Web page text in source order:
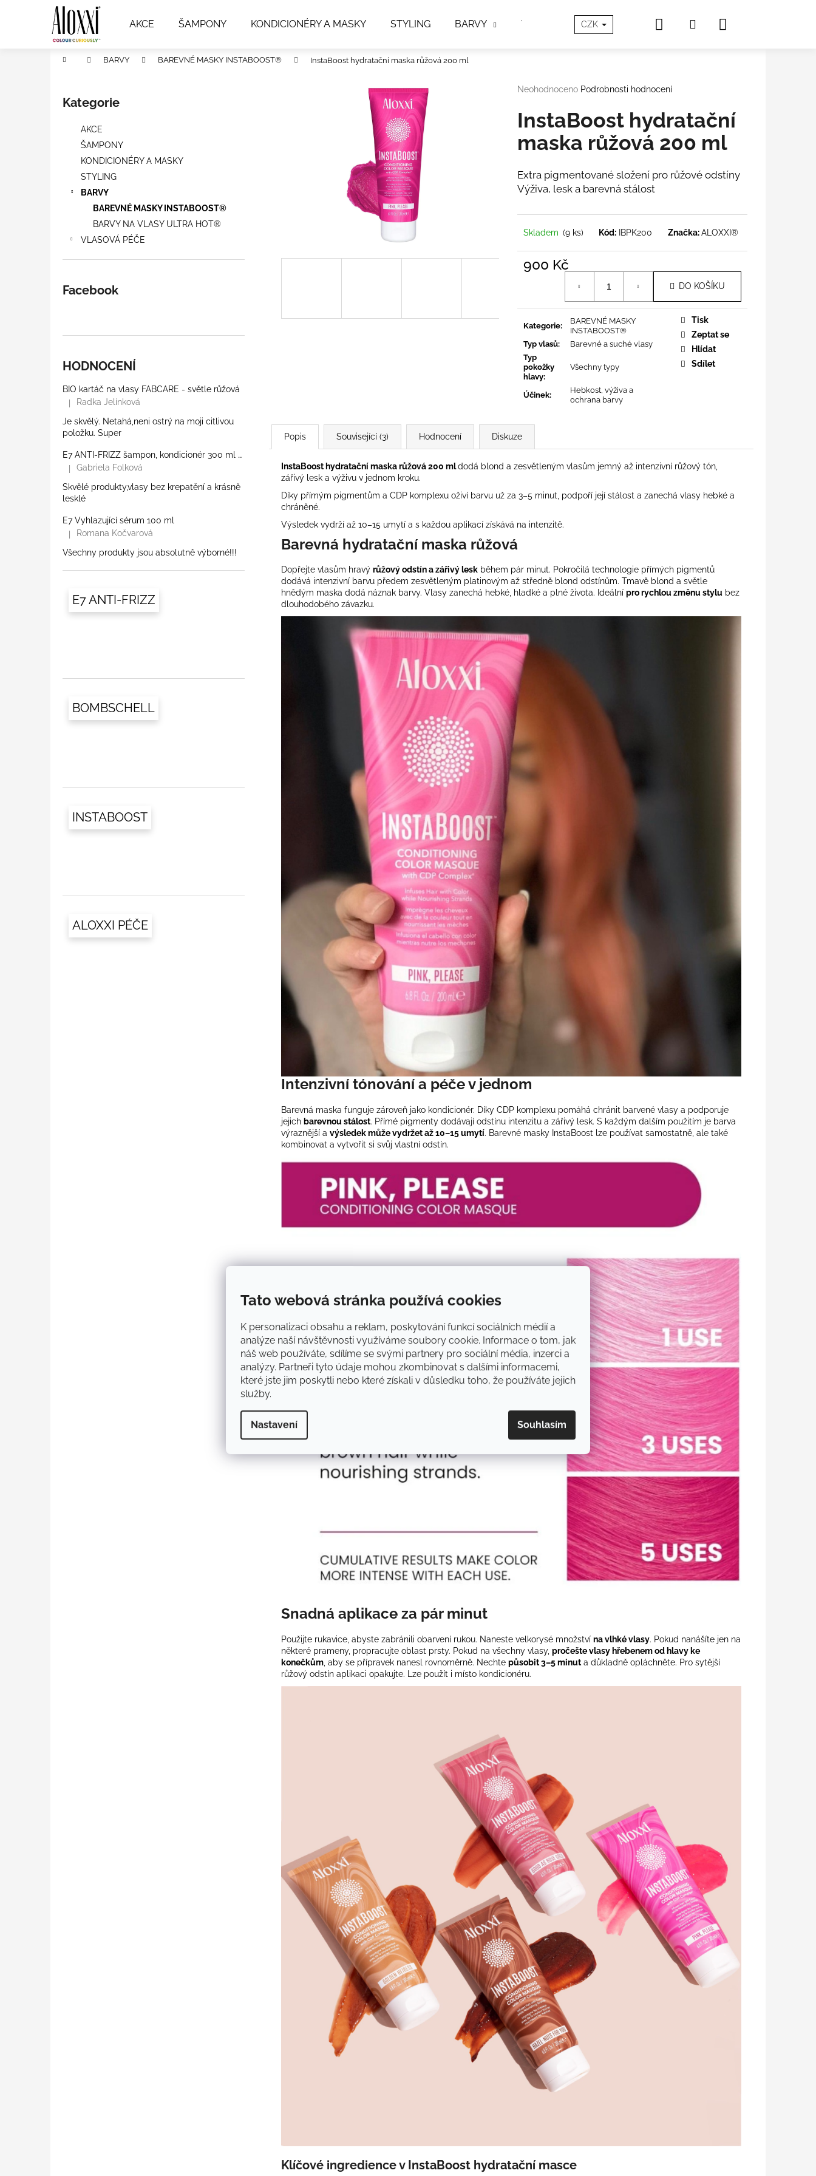
Tato webová stránka používá cookies
K personalizaci obsahu a reklam, poskytování funkcí sociálních médií a
analýze naší návštěvnosti využíváme soubory cookie. Informace o tom, jak
náš web používáte, sdílíme se svými partnery pro sociální média, inzerci a
analýzy. Partneři tyto údaje mohou zkombinovat s dalšími informacemi,
které jste jim poskytli nebo které získali v důsledku toho, že používáte jejich
služby.
Nastavení Souhlasím
AKCE ŠAMPONY KONDICIONÉRY A MASKY STYLING BARVY VLASOVÁ PÉČE O Aloxxi®
CZK HledatPřihlášení
Domů BARVY BAREVNÉ MASKY INSTABOOST® InstaBoost hydratační maska růžová 200 ml
Přeskočit
kategorie
Kategorie
AKCE
ŠAMPONY
KONDICIONÉRY A MASKY
STYLING
BARVY
BAREVNÉ MASKY INSTABOOST®
BARVY NA VLASY ULTRA HOT®
VLASOVÁ PÉČE
Facebook
HODNOCENÍ
BIO kartáč na vlasy FABCARE - světle růžová
Hodnocení produktu je 5 z 5 hvězdiček.
Radka Jelínková
Je skvělý. Netahá,neni ostrý na moji citlivou
položku. Super
E7 ANTI-FRIZZ šampon, kondicionér 300 ml a lesk
Hodnocení produktu je 5 z 5 hvězdiček.
Gabriela Folková
Skvělé produkty,vlasy bez krepatění a krásně
lesklé
E7 Vyhlazující sérum 100 ml
Hodnocení produktu je 5 z 5 hvězdiček.
Romana Kočvarová
Všechny produkty jsou absolutně výborné!!!
E7 ANTI-FRIZZ
BOMBSCHELL
INSTABOOST
ALOXXI PÉČE
Průměrné
produktu
hvězdiček.
Neohodnoceno Podrobnosti hodnocení
InstaBoost hydratační
maska růžová 200 ml
Extra pigmentované složení pro růžové odstíny
Výživa, lesk a barevná stálost
Skladem (9 ks) Kód: IBPK200 Značka:ALOXXI®
900 Kč
DO KOŠÍKU
Kategorie:
BAREVNÉ MASKY
INSTABOOST®
Typ vlasů:
Barevné a suché vlasy
Typ
pokožky
hlavy:
Všechny typy
Účinek:
Hebkost, výživa a
ochrana barvy
Tisk
Zeptat se
Hlídat
Sdílet
Popis Související (3) Hodnocení Diskuze
InstaBoost hydratační maska růžová 200 mldodá blond a zesvětleným vlasům jemný až intenzivní růžový tón,
zářivý lesk a výživu v jednom kroku.
Díky přímým pigmentům a CDP komplexu oživí barvu už za 3–5 minut, podpoří její stálost a zanechá vlasy hebké a
chráněné.
Výsledek vydrží až 10–15 umytí a s každou aplikací získává na intenzitě.
Barevná hydratační maska růžová
Dopřejte vlasům hravý růžový odstín a zářivý lesk během pár minut. Pokročilá technologie přímých pigmentů
dodává intenzivní barvu předem zesvětleným platinovým až středně blond odstínům. Tmavě blond a světle
hnědým maska dodá náznak barvy. Vlasy zanechá hebké, hladké a plné života. Ideální pro rychlou změnu stylu bez
dlouhodobého závazku.
Intenzivní tónování a péče v jednom
Barevná maska funguje zároveň jako kondicionér. Díky CDP komplexu pomáhá chránit barvené vlasy a podporuje
jejich barevnou stálost. Přímé pigmenty dodávají odstínu intenzitu a zářivý lesk. S každým dalším použitím je barva
výraznější a výsledek může vydržet až 10–15 umytí. Barevné masky InstaBoost lze používat samostatně, ale také
kombinovat a vytvořit si svůj vlastní odstín.
Snadná aplikace za pár minut
Použijte rukavice, abyste zabránili obarvení rukou. Naneste velkorysé množství na vlhké vlasy. Pokud nanášíte jen na
některé prameny, propracujte oblast prsty. Pokud na všechny vlasy, pročešte vlasy hřebenem od hlavy ke
konečkům , aby se přípravek nanesl rovnoměrně. Nechte působit 3–5 minut a důkladně opláchněte. Pro sytější
růžový odstín aplikaci opakujte. Lze použít i místo kondicionéru.
Klíčové ingredience v InstaBoost hydratační masce
Zpět
Zpět
Co potřebujete najít?
HLEDAT
Doporučujeme